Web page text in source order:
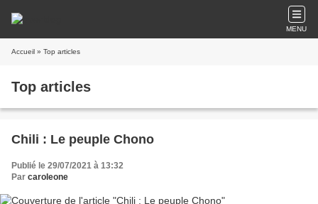
MENU
Accueil » Top articles
Top articles
Chili : Le peuple Chono
Publié le 29/07/2021 à 13:32
Par caroleone